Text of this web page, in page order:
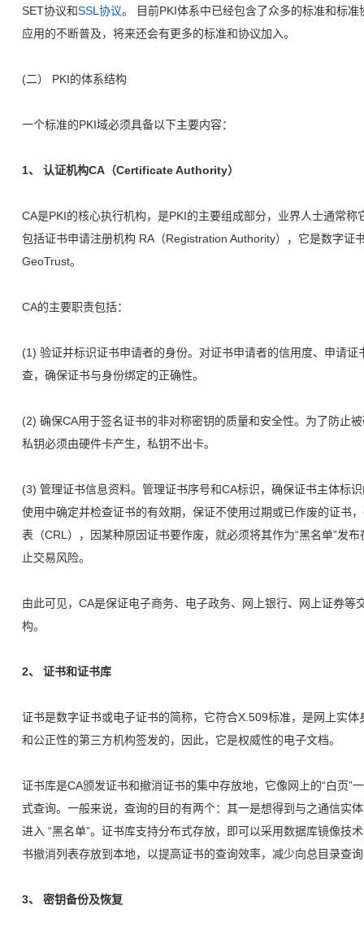
SET协议和SSL协议。 目前PKI体系中已经包含了众多的标准和标
应用的不断普及，将来还会有更多的标准和协议加入。
(二） PKI的体系结构
一个标准的PKI域必须具备以下主要内容：
1、 认证机构CA（Certificate Authority）
CA是PKI的核心执行机构，是PKI的主要组成部分，业界人士通常
包括证书申请注册机构 RA（Registration Authority），它是数字证
GeoTrust。
CA的主要职责包括：
(1) 验证并标识证书申请者的身份。对证书申请者的信用度、申请
查，确保证书与身份绑定的正确性。
(2) 确保CA用于签名证书的非对称密钥的质量和安全性。为了防止
私钥必须由硬件卡产生，私钥不出卡。
(3) 管理证书信息资料。管理证书序号和CA标识，确保证书主体标
使用中确定并检查证书的有效期，保证不使用过期或已作废的证书
表（CRL），因某种原因证书要作废，就必须将其作为“黑名单”发
止交易风险。
由此可见，CA是保证电子商务、电子政务、网上银行、网上证券等
构。
2、 证书和证书库
证书是数字证书或电子证书的简称，它符合X.509标准，是网上实
和公正性的第三方机构签发的，因此，它是权威性的电子文档。
证书库是CA颁发证书和撤消证书的集中存放地，它像网上的“白页”
式查询。一般来说，查询的目的有两个：其一是想得到与之通信实
进入 “黑名单”。证书库支持分布式存放，即可以采用数据库镜像技
书撤消列表存放到本地，以提高证书的查询效率，减少向总目录查
3、 密钥备份及恢复